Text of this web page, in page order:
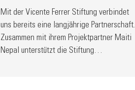
Mit der Vicente Ferrer Stiftung verbindet
uns bereits eine langjährige Partnerschaft.
Zusammen mit ihrem Projektpartner Maiti
Nepal unterstützt die Stiftung…